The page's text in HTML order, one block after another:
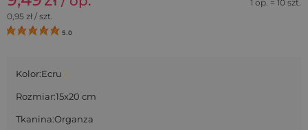
1 op. = 10 szt.
0,95 zł / szt.
5.0
Kolor:Ecru
Rozmiar:15x20 cm
Tkanina:Organza